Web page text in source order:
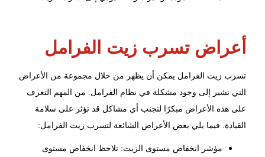
أعراض تسرب زيت الفرامل
تسرب زيت الفرامل يمكن أن يظهر من خلال مجموعة من الأعراض
التي تشير إلى وجود مشكلة في نظام الفرامل. من المهم التعرف
على هذه الأعراض مبكرًا لتجنب أي مشاكل قد تؤثر على سلامة
القيادة. فيما يلي بعض الأعراض الشائعة لتسرب زيت الفرامل:
مؤشر انخفاض مستوى الزيت: تلاحظ انخفاض مستوى